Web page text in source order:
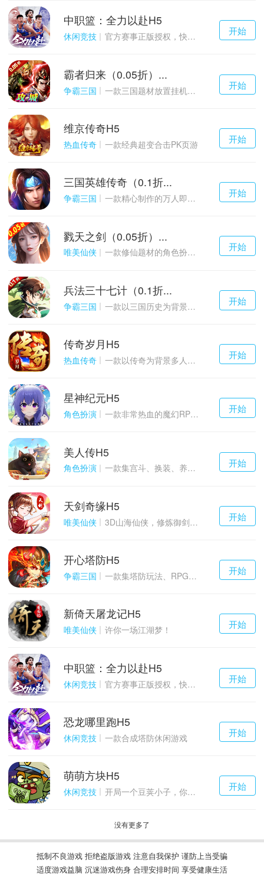
千百度h5
游戏
开始
中职篮：全力以赴H5
休闲竞技 官方赛事正版授权，快来打造属于自己的传奇吧~
千百度h5
游戏
开始
霸者归来（0.05折）...
争霸三国 一款三国题材放置挂机与战争策略结合的游戏
千百度h5
游戏
开始
维京传奇H5
热血传奇 一款经典超变合击PK页游
千百度h5
游戏
开始
三国英雄传奇（0.1折...
争霸三国 一款精心制作的万人即时战斗SLG三国手游
千百度h5
游戏
开始
戮天之剑（0.05折）...
唯美仙侠 一款修仙题材的角色扮演养成手游
千百度h5
游戏
开始
兵法三十七计（0.1折...
争霸三国 一款以三国历史为背景的卡牌策略游戏
千百度h5
游戏
开始
传奇岁月H5
热血传奇 一款以传奇为背景多人在线的ARPG大作
千百度h5
游戏
开始
星神纪元H5
角色扮演 一款非常热血的魔幻RPG游戏
千百度h5
游戏
开始
美人传H5
角色扮演 一款集宫斗、换装、养成等于一体的古装宫廷恋爱手游
千百度h5
游戏
开始
天剑奇缘H5
唯美仙侠 3D山海仙侠，修炼御剑情缘
千百度h5
游戏
开始
开心塔防H5
争霸三国 一款集塔防玩法、RPG策略、卡牌养成于一体的轻度H5游戏
千百度h5
游戏
开始
新倚天屠龙记H5
唯美仙侠 许你一场江湖梦！
千百度h5
游戏
开始
中职篮：全力以赴H5
休闲竞技 官方赛事正版授权，快来打造属于自己的传奇吧~
千百度h5
游戏
开始
恐龙哪里跑H5
休闲竞技 一款合成塔防休闲游戏
千百度h5
游戏
开始
萌萌方块H5
休闲竞技 开局一个豆荚小子，你能坚持到几关？
没有更多了
抵制不良游戏 拒绝盗版游戏 注意自我保护 谨防上当受骗
适度游戏益脑 沉迷游戏伤身 合理安排时间 享受健康生活